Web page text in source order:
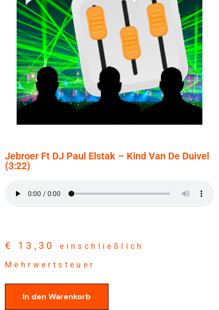
Jebroer Ft DJ Paul Elstak – Kind Van De Duivel
(3:22)
€ 13,30
einschließlich
Mehrwertsteuer
In den Warenkorb